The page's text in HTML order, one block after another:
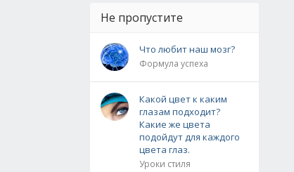
Не пропустите
Что любит наш мозг?
Формула успеха
Какой цвет к каким
глазам подходит?
Какие же цвета
подойдут для каждого
цвета глаз.
Уроки стиля